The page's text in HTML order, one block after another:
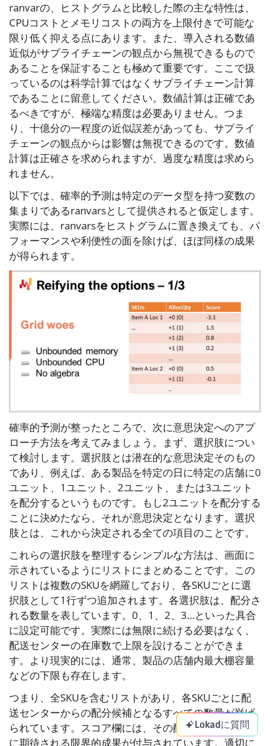
ranvarの、ヒストグラムと比較した際の主な特性は、
CPUコストとメモリコストの両方を上限付きで可能な
限り低く抑える点にあります。また、導入される数値
近似がサプライチェーンの観点から無視できるもので
あることを保証することも極めて重要です。ここで扱
っているのは科学計算ではなくサプライチェーン計算
であることに留意してください。数値計算は正確であ
るべきですが、極端な精度は必要ありません。つま
り、十億分の一程度の近似誤差があっても、サプライ
チェーンの観点からは影響は無視できるのです。数値
計算は正確さを求められますが、過度な精度は求めら
れません。
以下では、確率的予測は特定のデータ型を持つ変数の
集まりであるranvarsとして提供されると仮定します。
実際には、ranvarsをヒストグラムに置き換えても、パ
フォーマンスや利便性の面を除けば、ほぼ同様の成果
が得られます。
確率的予測が整ったところで、次に意思決定へのアプ
ローチ方法を考えてみましょう。まず、選択肢につい
て検討します。選択肢とは潜在的な意思決定そのもの
であり、例えば、ある製品を特定の日に特定の店舗に0
ユニット、1ユニット、2ユニット、または3ユニット
を配分するというものです。もし2ユニットを配分する
ことに決めたなら、それが意思決定となります。選択
肢とは、これから決定される全ての項目のことです。
これらの選択肢を整理するシンプルな方法は、画面に
示されているようにリストにまとめることです。この
リストは複数のSKUを網羅しており、各SKUごとに選
択肢として1行ずつ追加されます。各選択肢は、配分さ
れる数量を表しています。0、1、2、3…といった具合
に設定可能です。実際には無限に続ける必要はなく、
配送センターの在庫数で上限を設けることができま
す。より現実的には、通常、製品の店舗内最大棚容量
などの下限も存在します。
つまり、全SKUを含むリストがあり、各SKUごとに配
送センターからの配分候補となるすべての数量が挙げ
られています。スコア欄には、その配分を行った場合
に期待される限界的成果が付与されています。適切に
Lokadに質問